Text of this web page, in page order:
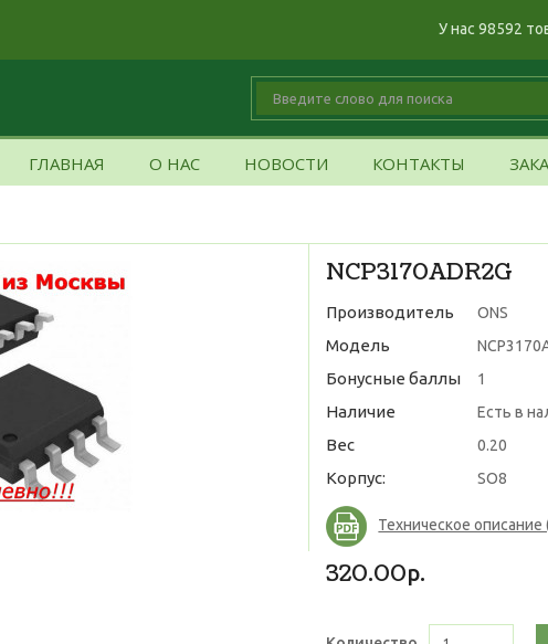
У нас 98592
ГЛАВНАЯ О НАС НОВОСТИ КОНТАКТЫ
NCP3170ADR2G
Производитель ONS
Модель
Бонусные баллы 1
Наличие Есть в
Вес 0.20
Корпус: SO8
Техническое описание
320.00р.